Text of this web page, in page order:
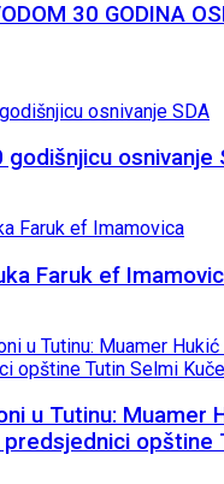
30 GODINA
osnivanje
Faruk ef
u Tutinu: Muamer
opštine